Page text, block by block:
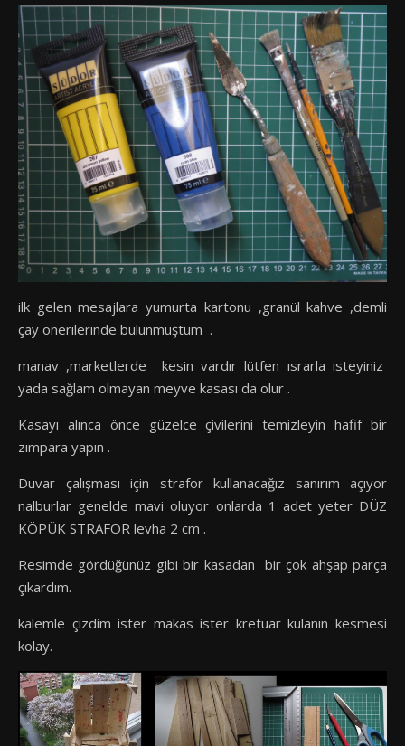
ilk gelen mesajlara yumurta kartonu ,granül kahve ,demli
çay önerilerinde bulunmuştum .
manav ,marketlerde kesin vardır lütfen ısrarla isteyiniz
yada sağlam olmayan meyve kasası da olur .
Kasayı alınca önce güzelce çivilerini temizleyin hafif bir
zımpara yapın .
Duvar çalışması için strafor kullanacağız sanırım açıyor
nalburlar genelde mavi oluyor onlarda 1 adet yeter DÜZ
KÖPÜK STRAFOR levha 2 cm .
Resimde gördüğünüz gibi bir kasadan bir çok ahşap parça
çıkardım.
kalemle çizdim ister makas ister kretuar kulanın kesmesi
kolay.